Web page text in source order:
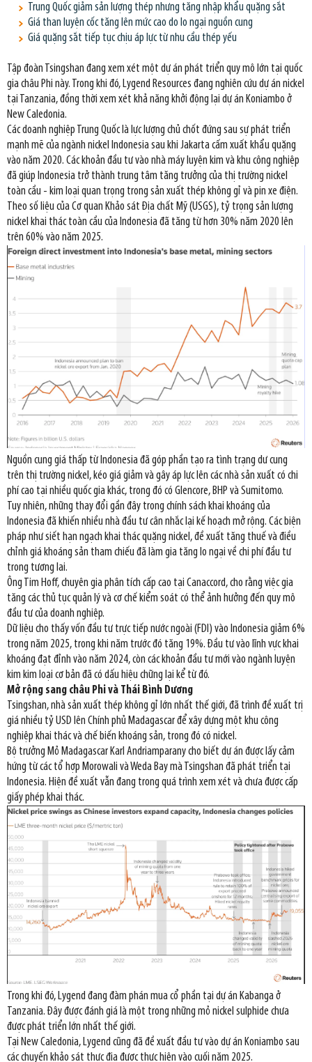
Trung Quốc giảm sản lượng thép nhưng tăng nhập khẩu quặng sắt
Giá than luyện cốc tăng lên mức cao do lo ngại nguồn cung
Giá quặng sắt tiếp tục chịu áp lực từ nhu cầu thép yếu
Tập đoàn Tsingshan đang xem xét một dự án phát triển quy mô lớn tại quốc
gia châu Phi này. Trong khi đó, Lygend Resources đang nghiên cứu dự án nickel
tại Tanzania, đồng thời xem xét khả năng khởi động lại dự án Koniambo ở
New Caledonia.
Các doanh nghiệp Trung Quốc là lực lượng chủ chốt đứng sau sự phát triển
mạnh mẽ của ngành nickel Indonesia sau khi Jakarta cấm xuất khẩu quặng
vào năm 2020. Các khoản đầu tư vào nhà máy luyện kim và khu công nghiệp
đã giúp Indonesia trở thành trung tâm tăng trưởng của thị trường nickel
toàn cầu - kim loại quan trọng trong sản xuất thép không gỉ và pin xe điện.
Theo số liệu của Cơ quan Khảo sát Địa chất Mỹ (USGS), tỷ trọng sản lượng
nickel khai thác toàn cầu của Indonesia đã tăng từ hơn 30% năm 2020 lên
trên 60% vào năm 2025.
Nguồn cung giá thấp từ Indonesia đã góp phần tạo ra tình trạng dư cung
trên thị trường nickel, kéo giá giảm và gây áp lực lên các nhà sản xuất có chi
phí cao tại nhiều quốc gia khác, trong đó có Glencore, BHP và Sumitomo.
Tuy nhiên, những thay đổi gần đây trong chính sách khai khoáng của
Indonesia đã khiến nhiều nhà đầu tư cân nhắc lại kế hoạch mở rộng. Các biện
pháp như siết hạn ngạch khai thác quặng nickel, đề xuất tăng thuế và điều
chỉnh giá khoáng sản tham chiếu đã làm gia tăng lo ngại về chi phí đầu tư
trong tương lai.
Ông Tim Hoff, chuyên gia phân tích cấp cao tại Canaccord, cho rằng việc gia
tăng các thủ tục quản lý và cơ chế kiểm soát có thể ảnh hưởng đến quy mô
đầu tư của doanh nghiệp.
Dữ liệu cho thấy vốn đầu tư trực tiếp nước ngoài (FDI) vào Indonesia giảm 6%
trong năm 2025, trong khi năm trước đó tăng 19%. Đầu tư vào lĩnh vực khai
khoáng đạt đỉnh vào năm 2024, còn các khoản đầu tư mới vào ngành luyện
kim kim loại cơ bản đã có dấu hiệu chững lại kể từ đó.
Mở rộng sang châu Phi và Thái Bình Dương
Tsingshan, nhà sản xuất thép không gỉ lớn nhất thế giới, đã trình đề xuất trị
giá nhiều tỷ USD lên Chính phủ Madagascar để xây dựng một khu công
nghiệp khai thác và chế biến khoáng sản, trong đó có nickel.
Bộ trưởng Mỏ Madagascar Karl Andriamparany cho biết dự án được lấy cảm
hứng từ các tổ hợp Morowali và Weda Bay mà Tsingshan đã phát triển tại
Indonesia. Hiện đề xuất vẫn đang trong quá trình xem xét và chưa được cấp
giấy phép khai thác.
Trong khi đó, Lygend đang đàm phán mua cổ phần tại dự án Kabanga ở
Tanzania. Đây được đánh giá là một trong những mỏ nickel sulphide chưa
được phát triển lớn nhất thế giới.
Tại New Caledonia, Lygend cũng đã đề xuất đầu tư vào dự án Koniambo sau
các chuyến khảo sát thực địa được thực hiện vào cuối năm 2025.